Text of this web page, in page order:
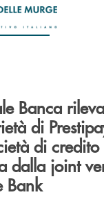
Banca rileva
di
di credito
dalla joint
Bank